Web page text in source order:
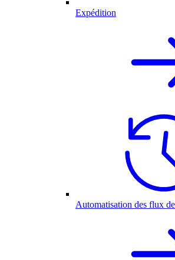
Expédition
Automatisation des flux